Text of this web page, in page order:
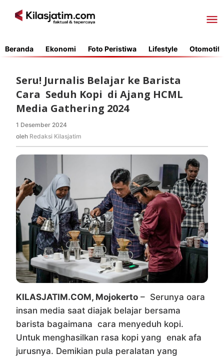
Beranda Ekonomi Foto Peristiwa Lifestyle Otomotif
Seru! Jurnalis Belajar ke Barista
Cara Seduh Kopi di Ajang HCML
Media Gathering 2024
1 Desember 2024
Redaksi
oleh Redaksi Kilasjatim
KILASJATIM.COM, Mojokerto – Serunya oara
insan media saat diajak belajar bersama
barista bagaimana cara menyeduh kopi.
Untuk menghasilkan rasa kopi yang enak afa
jurusnya. Demikian pula peralatan yang